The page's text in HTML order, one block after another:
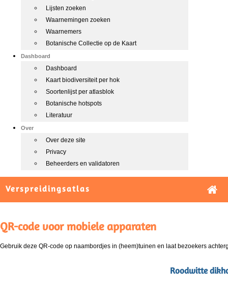
Lijsten zoeken
Waarnemingen zoeken
Waarnemers
Botanische Collectie op de Kaart
Dashboard
Dashboard
Kaart biodiversiteit per hok
Soortenlijst per atlasblok
Botanische hotspots
Literatuur
Over
Over deze site
Privacy
Beheerders en validatoren
Verspreidingsatlas
QR-code voor mobiele apparaten
Gebruik deze QR-code op naambordjes in (heem)tuinen en laat bezoekers
Roodwitte